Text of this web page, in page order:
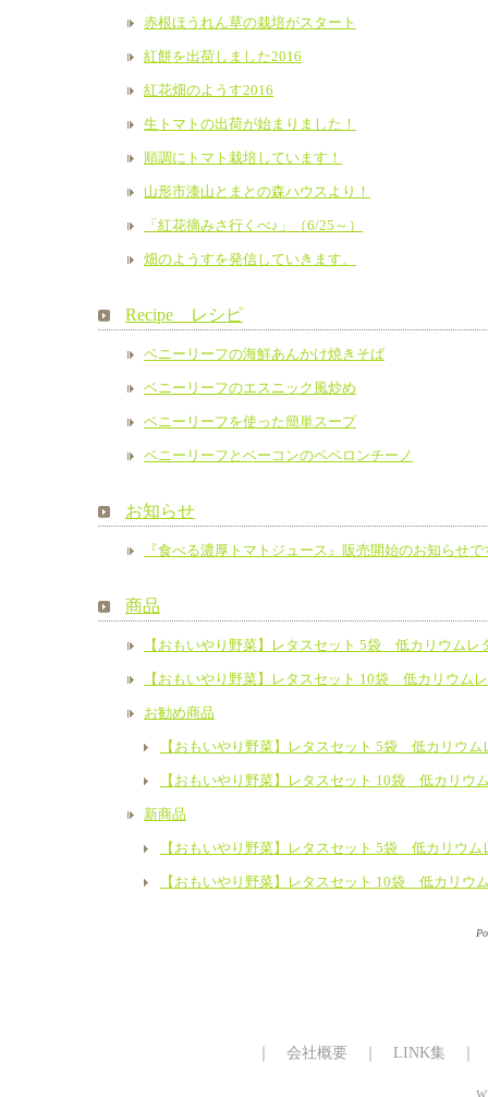
赤根ほうれん草の栽培がスタート
紅餅を出荷しました2016
紅花畑のようす2016
生トマトの出荷が始まりました！
順調にトマト栽培しています！
山形市漆山とまとの森ハウスより！
「紅花摘みさ行くべ♪」（6/25～）
畑のようすを発信していきます。
Recipe レシピ
ベニーリーフの海鮮あんかけ焼きそば
ベニーリーフのエスニック風炒め
ベニーリーフを使った簡単スープ
ベニーリーフとベーコンのペペロンチーノ
お知らせ
『食べる濃厚トマトジュース』販売開始のお知らせで
商品
【おもいやり野菜】レタスセット 5袋 低カリウムレ
【おもいやり野菜】レタスセット 10袋 低カリウム
お勧め商品
【おもいやり野菜】レタスセット 5袋 低カリウム
【おもいやり野菜】レタスセット 10袋 低カリウ
新商品
【おもいやり野菜】レタスセット 5袋 低カリウム
【おもいやり野菜】レタスセット 10袋 低カリウ
会社概要 LINK集